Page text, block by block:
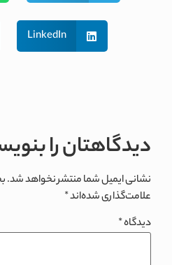
LinkedIn
دیدگاهتان را
نشانی ایمیل شما منتشر نخواهد شد.
علامت‌گذاری شده‌اند*
دیدگاه*